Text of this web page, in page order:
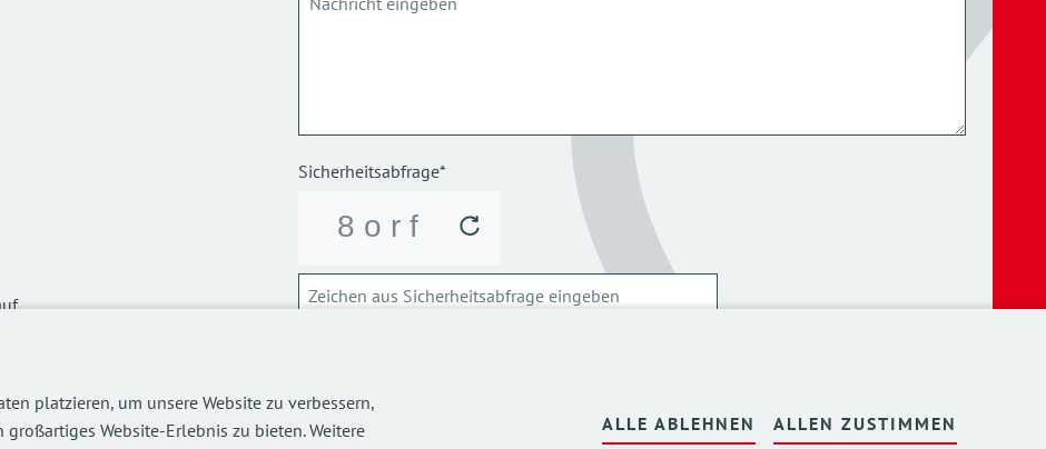
platzieren, um unsere Website zu verbessern,
Website-Erlebnis zu bieten. Weitere
ALLE ABLEHNEN ALLEN ZUSTIMMEN
Sicherheitsabfrage*
Über die Verarbeitung meiner personenbezogenen Daten kann ich mich
informieren.